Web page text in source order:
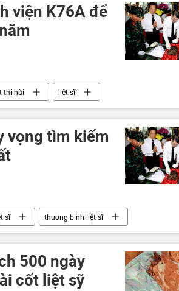
viện K76A để
thi hài
liệt sĩ
Việt Nam Bộ Quốc phòng Việt Nam
vọng tìm kiếm
sĩ
thương binh liệt sĩ
500 ngày
cốt liệt sỹ